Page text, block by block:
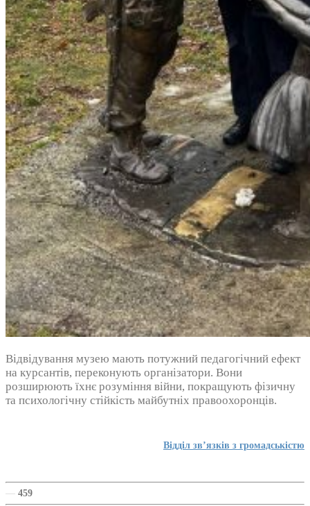
Відвідування музею мають потужний педагогічний ефект
на курсантів, переконують організатори. Вони
розширюють їхнє розуміння війни, покращують фізичну
та психологічну стійкість майбутніх правоохоронців.
Відділ зв’язків з громадськістю
— 459